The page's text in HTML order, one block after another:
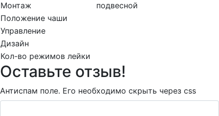
Монтаж
подвесной
Положение чаши
Управление
Дизайн
Кол-во режимов лейки
Оставьте отзыв!
Антиспам поле. Его необходимо скрыть через css